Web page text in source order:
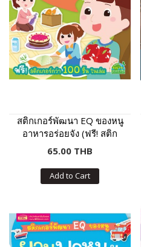
สติกเกอร์พัฒนา EQ ของหนู
อาหารอร่อยจัง (ฟรี! สติก
เกอร์กว่า 100 ชิ้น ในเล่ม)
65.00 THB
Add to Cart